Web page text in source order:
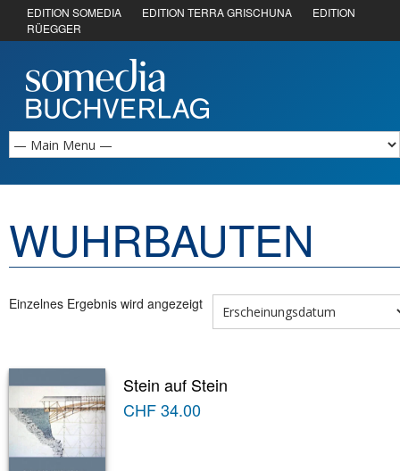
EDITION SOMEDIA EDITION TERRA GRISCHUNA
EDITION
RÜEGGER
WUHRBAUTEN
Einzelnes Ergebnis wird angezeigt
Stein auf Stein
CHF34.00